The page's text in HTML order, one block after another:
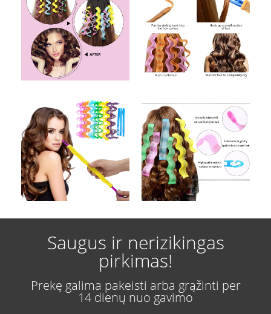
Saugus ir nerizikingas
pirkimas!
Prekę galima pakeisti arba grąžinti per
14 dienų nuo gavimo